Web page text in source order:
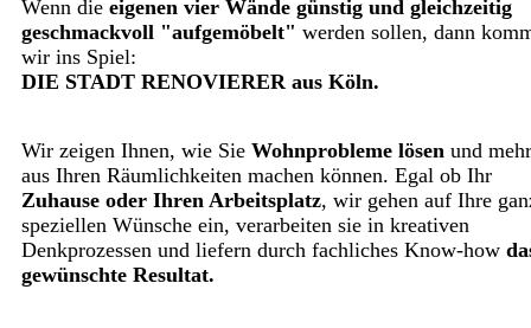
Wenn die eigenen vier Wände günstig und gleichzeitig
geschmackvoll "aufgemöbelt" werden sollen, dann
wir ins Spiel:
DIE STADT RENOVIERER aus Köln.
Wir zeigen Ihnen, wie Sie Wohnprobleme lösen und mehr
aus Ihren Räumlichkeiten machen können. Egal ob Ihr
Zuhause oder Ihren Arbeitsplatz, wir gehen auf Ihre
speziellen Wünsche ein, verarbeiten sie in kreativen
Denkprozessen und liefern durch fachliches Know-how
gewünschte Resultat.